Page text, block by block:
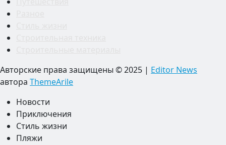
Авторские права защищены © 2025 | Editor News
автора ThemeArile
Новости
Приключения
Стиль жизни
Пляжи